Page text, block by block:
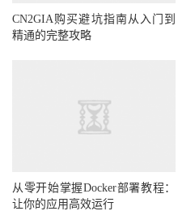
CN2GIA购买避坑指南从入门到
精通的完整攻略
从零开始掌握Docker部署教程：
让你的应用高效运行